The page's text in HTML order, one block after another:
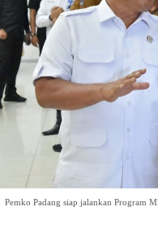
Pemko Padang siap jalankan Program